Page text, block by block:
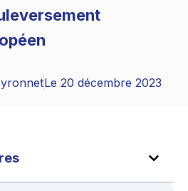
Le 20 décembre 2023